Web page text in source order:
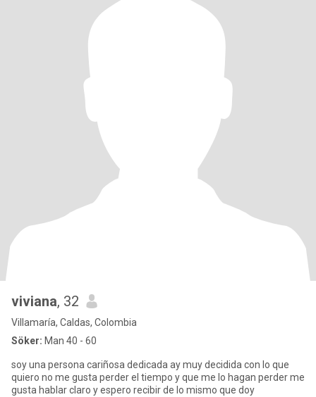
viviana, 32
Villamaría, Caldas, Colombia
Söker: Man 40 - 60
soy una persona cariñosa dedicada ay muy decidida con lo que
quiero no me gusta perder el tiempo y que me lo hagan perder me
gusta hablar claro y espero recibir de lo mismo que doy